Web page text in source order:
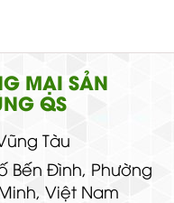
MẠI SẢN
QS
Tàu
Bến Đình, Phường
Việt Nam